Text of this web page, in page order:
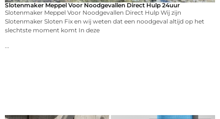
Slotenmaker Meppel Voor Noodgevallen Direct Hulp 24uur
Slotenmaker Meppel Voor Noodgevallen Direct Hulp Wij zijn
Slotenmaker Sloten Fix en wij weten dat een noodgeval altijd op het
slechtste moment komt In deze
...